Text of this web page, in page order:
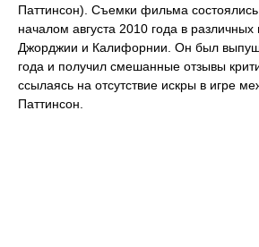
Паттинсон). Съемки фильма
началом августа 2010 года в
Джорджии и Калифорнии. Он был
года и получил смешанные отзывы
ссылаясь на отсутствие искры в игре
Паттинсон.